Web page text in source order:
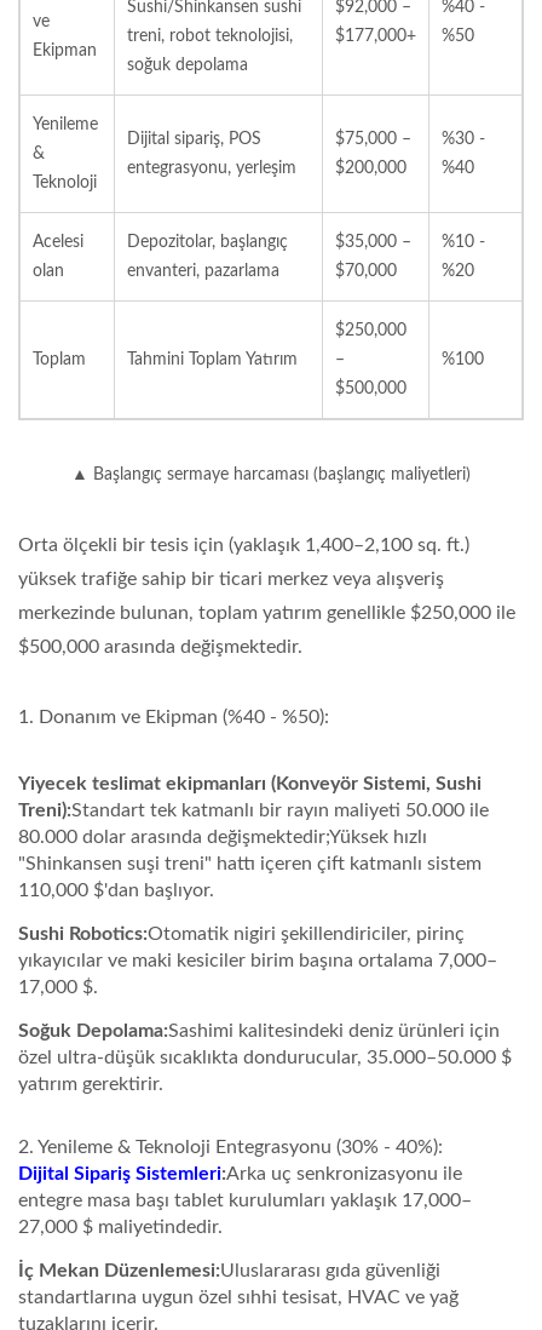
ve
Ekipman
Sushi/Shinkansen sushi
treni, robot teknolojisi,
soğuk depolama
$92,000 –
$177,000+
%40 -
%50
Yenileme
&
Teknoloji
Dijital sipariş, POS
entegrasyonu, yerleşim
$75,000 –
$200,000
%30 -
%40
Acelesi
olan
Depozitolar, başlangıç
envanteri, pazarlama
$35,000 –
$70,000
%10 -
%20
Toplam Tahmini Toplam Yatırım
$250,000
–
$500,000
%100
▲ Başlangıç sermaye harcaması (başlangıç maliyetleri)
Orta ölçekli bir tesis için (yaklaşık 1,400–2,100 sq. ft.)
yüksek trafiğe sahip bir ticari merkez veya alışveriş
merkezinde bulunan, toplam yatırım genellikle $250,000 ile
$500,000 arasında değişmektedir.
1. Donanım ve Ekipman (%40 - %50):
Yiyecek teslimat ekipmanları (Konveyör Sistemi, Sushi
Treni):Standart tek katmanlı bir rayın maliyeti 50.000 ile
80.000 dolar arasında değişmektedir;Yüksek hızlı
"Shinkansen suşi treni" hattı içeren çift katmanlı sistem
110,000 $'dan başlıyor.
Sushi Robotics:Otomatik nigiri şekillendiriciler, pirinç
yıkayıcılar ve maki kesiciler birim başına ortalama 7,000–
17,000 $.
Soğuk Depolama:Sashimi kalitesindeki deniz ürünleri için
özel ultra-düşük sıcaklıkta dondurucular, 35.000–50.000 $
yatırım gerektirir.
2. Yenileme & Teknoloji Entegrasyonu (30% - 40%):
Dijital Sipariş Sistemleri:Arka uç senkronizasyonu ile
entegre masa başı tablet kurulumları yaklaşık 17,000–
27,000 $ maliyetindedir.
İç Mekan Düzenlemesi:Uluslararası gıda güvenliği
standartlarına uygun özel sıhhi tesisat, HVAC ve yağ
tuzaklarını içerir.